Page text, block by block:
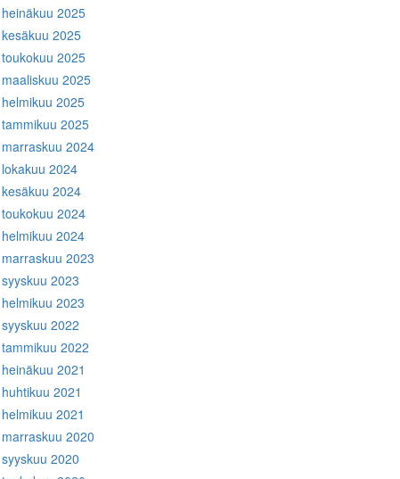
heinäkuu 2025
kesäkuu 2025
toukokuu 2025
maaliskuu 2025
helmikuu 2025
tammikuu 2025
marraskuu 2024
lokakuu 2024
kesäkuu 2024
toukokuu 2024
helmikuu 2024
marraskuu 2023
syyskuu 2023
helmikuu 2023
syyskuu 2022
tammikuu 2022
heinäkuu 2021
huhtikuu 2021
helmikuu 2021
marraskuu 2020
syyskuu 2020